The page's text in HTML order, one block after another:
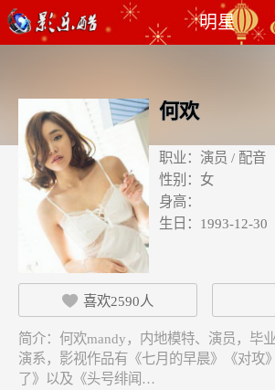
明星
何欢
职业： 演员 / 配音
性别： 女
身高：
生日： 1993-12-30
 喜欢2590人
简介： 何欢mandy，内地模特、演员，毕
演系，影视作品有《七月的早晨》《对攻
了》以及《头号绯闻…